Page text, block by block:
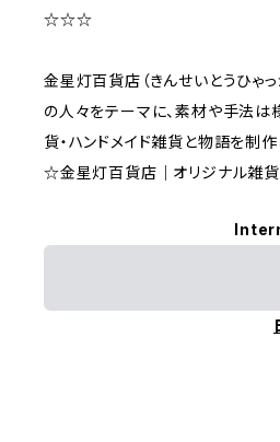
☆☆☆
金星灯百貨店（きんせいとうひゃ
の人々をテーマに、素材や手法
貨・ハンドメイド雑貨と物語を制作
☆金星灯百貨店｜オリジナル雑